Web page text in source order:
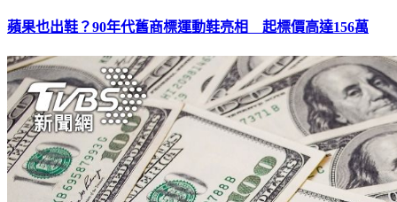
蘋果也出鞋？90年代舊商標運動鞋亮相 起標價高達156萬